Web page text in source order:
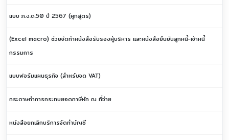
แบบ ภ.ง.ด.50 ปี 2567 (ผูกสูตร)
(Excel macro) ช่วยจัดทำหนังสือรับรองผู้บริหาร และหนังสือยืนยันลูกหนี้-เจ้าหนี้
กรรมการ
แบบฟอร์มแผนธุรกิจ (สำหรับจด VAT)
กระดาษทำการกระทบยอดภาษีหัก ณ ที่จ่าย
หนังสือยกเลิกบริการจัดทำบัญชี